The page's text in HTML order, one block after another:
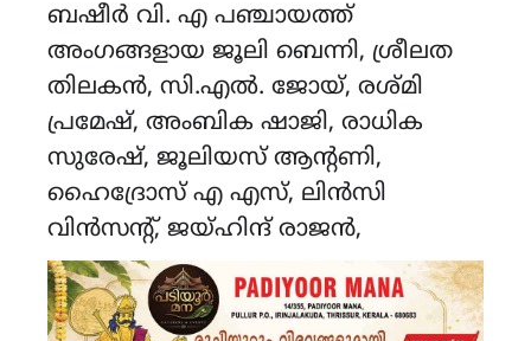
ബഷീർ വി. എ പഞ്ചായത്ത്
അംഗങ്ങളായ ജൂലി ബെന്നി, ശ്രീലത
തിലകൻ, സി.എൽ. ജോയ്, രശ്മി
പ്രമേഷ്, അംബിക ഷാജി, രാധിക
സുരേഷ്, ജൂലിയസ് ആന്റണി,
ഹൈദ്രോസ് എ എസ്, ലിൻസി
വിൻസന്റ്, ജയ്ഹിന്ദ് രാജൻ,